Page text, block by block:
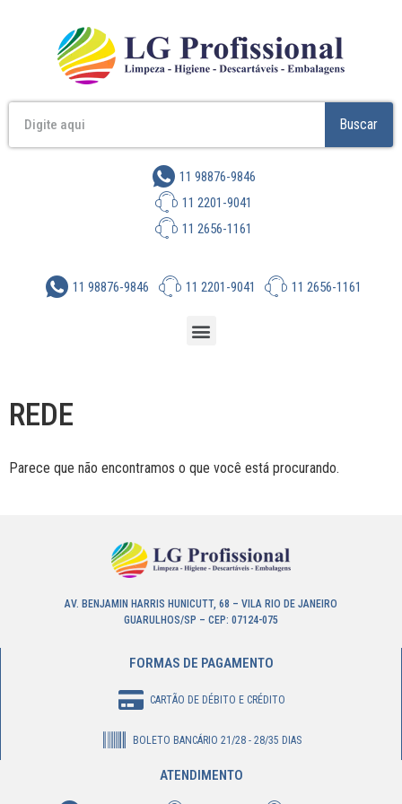
Buscar
11 98876-9846
11 2201-9041
11 2656-1161
11 98876-9846 11 2201-9041 11 2656-1161
REDE
Parece que não encontramos o que você está procurando.
AV. BENJAMIN HARRIS HUNICUTT, 68 – VILA RIO DE JANEIRO
GUARULHOS/SP – CEP: 07124-075
FORMAS DE PAGAMENTO
CARTÃO DE DÉBITO E CRÉDITO
BOLETO BANCÁRIO 21/28 - 28/35 DIAS
ATENDIMENTO